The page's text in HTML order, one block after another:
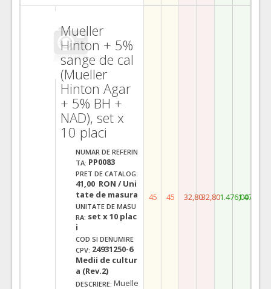
Mueller
Hinton + 5%
sange de cal
(Mueller
Hinton Agar
+ 5% BH +
NAD), set x
10 placi
NUMAR DE REFERIN
TA: PP0083
PRET DE CATALOG:
41,00 RON / Uni
tate de masura
UNITATE DE MASU
RA: set x 10 plac
i
COD SI DENUMIRE
CPV: 24931250-6
Medii de cultur
a (Rev.2)
DESCRIERE: Muelle
45 45 32,8032,801.476,001.476,00